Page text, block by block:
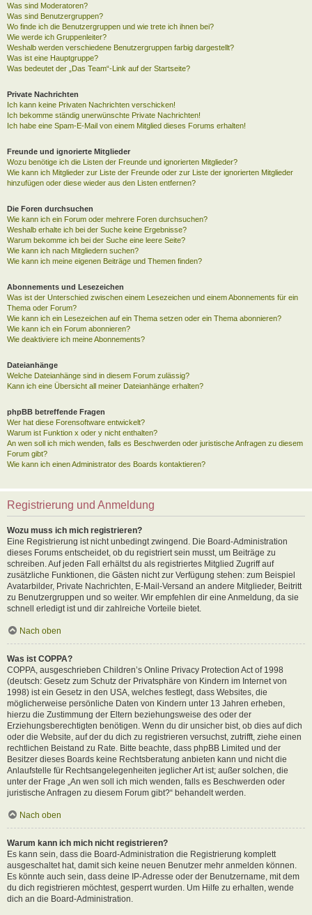
Was sind Moderatoren?
Was sind Benutzergruppen?
Wo finde ich die Benutzergruppen und wie trete ich ihnen bei?
Wie werde ich Gruppenleiter?
Weshalb werden verschiedene Benutzergruppen farbig dargestellt?
Was ist eine Hauptgruppe?
Was bedeutet der „Das Team“-Link auf der Startseite?
Private Nachrichten
Ich kann keine Privaten Nachrichten verschicken!
Ich bekomme ständig unerwünschte Private Nachrichten!
Ich habe eine Spam-E-Mail von einem Mitglied dieses Forums erhalten!
Freunde und ignorierte Mitglieder
Wozu benötige ich die Listen der Freunde und ignorierten Mitglieder?
Wie kann ich Mitglieder zur Liste der Freunde oder zur Liste der ignorierten Mitglieder
hinzufügen oder diese wieder aus den Listen entfernen?
Die Foren durchsuchen
Wie kann ich ein Forum oder mehrere Foren durchsuchen?
Weshalb erhalte ich bei der Suche keine Ergebnisse?
Warum bekomme ich bei der Suche eine leere Seite?
Wie kann ich nach Mitgliedern suchen?
Wie kann ich meine eigenen Beiträge und Themen finden?
Abonnements und Lesezeichen
Was ist der Unterschied zwischen einem Lesezeichen und einem Abonnements für ein
Thema oder Forum?
Wie kann ich ein Lesezeichen auf ein Thema setzen oder ein Thema abonnieren?
Wie kann ich ein Forum abonnieren?
Wie deaktiviere ich meine Abonnements?
Dateianhänge
Welche Dateianhänge sind in diesem Forum zulässig?
Kann ich eine Übersicht all meiner Dateianhänge erhalten?
phpBB betreffende Fragen
Wer hat diese Forensoftware entwickelt?
Warum ist Funktion x oder y nicht enthalten?
An wen soll ich mich wenden, falls es Beschwerden oder juristische Anfragen zu diesem
Forum gibt?
Wie kann ich einen Administrator des Boards kontaktieren?
Registrierung und Anmeldung
Wozu muss ich mich registrieren?
Eine Registrierung ist nicht unbedingt zwingend. Die Board-Administration
dieses Forums entscheidet, ob du registriert sein musst, um Beiträge zu
schreiben. Auf jeden Fall erhältst du als registriertes Mitglied Zugriff auf
zusätzliche Funktionen, die Gästen nicht zur Verfügung stehen: zum Beispiel
Avatarbilder, Private Nachrichten, E-Mail-Versand an andere Mitglieder, Beitritt
zu Benutzergruppen und so weiter. Wir empfehlen dir eine Anmeldung, da sie
schnell erledigt ist und dir zahlreiche Vorteile bietet.
Nach oben
Was ist COPPA?
COPPA, ausgeschrieben Children’s Online Privacy Protection Act of 1998
(deutsch: Gesetz zum Schutz der Privatsphäre von Kindern im Internet von
1998) ist ein Gesetz in den USA, welches festlegt, dass Websites, die
möglicherweise persönliche Daten von Kindern unter 13 Jahren erheben,
hierzu die Zustimmung der Eltern beziehungsweise des oder der
Erziehungsberechtigten benötigen. Wenn du dir unsicher bist, ob dies auf dich
oder die Website, auf der du dich zu registrieren versuchst, zutrifft, ziehe einen
rechtlichen Beistand zu Rate. Bitte beachte, dass phpBB Limited und der
Besitzer dieses Boards keine Rechtsberatung anbieten kann und nicht die
Anlaufstelle für Rechtsangelegenheiten jeglicher Art ist; außer solchen, die
unter der Frage „An wen soll ich mich wenden, falls es Beschwerden oder
juristische Anfragen zu diesem Forum gibt?“ behandelt werden.
Nach oben
Warum kann ich mich nicht registrieren?
Es kann sein, dass die Board-Administration die Registrierung komplett
ausgeschaltet hat, damit sich keine neuen Benutzer mehr anmelden können.
Es könnte auch sein, dass deine IP-Adresse oder der Benutzername, mit dem
du dich registrieren möchtest, gesperrt wurden. Um Hilfe zu erhalten, wende
dich an die Board-Administration.